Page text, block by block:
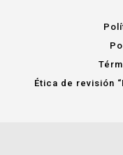
Ética de revisión